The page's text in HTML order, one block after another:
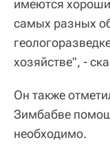
имеются
самых разных
хозяйстве", -
Он также
Зимбабве
необходимо.